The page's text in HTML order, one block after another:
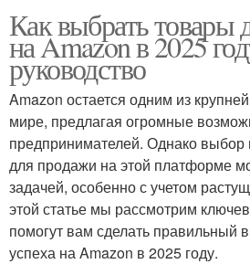
Как выбрать товары
на Amazon в 2025
руководство
Amazon остается одним из
мире, предлагая огромные
предпринимателей. Однако выбор
для продажи на этой платформе
задачей, особенно с учетом
этой статье мы рассмотрим
помогут вам сделать правильный
успеха на Amazon в 2025 году.